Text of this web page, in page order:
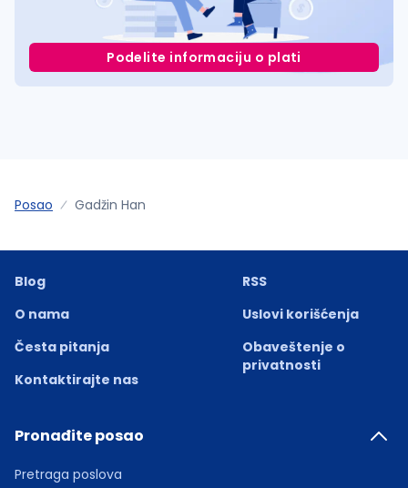
Podelite informaciju o plati
Posao Gadžin Han
Blog
O nama
Česta pitanja
Kontaktirajte nas
RSS
Uslovi korišćenja
Obaveštenje o
privatnosti
Pronađite posao
Pretraga poslova